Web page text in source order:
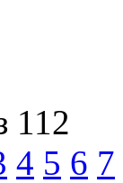
112
4 5 6 7